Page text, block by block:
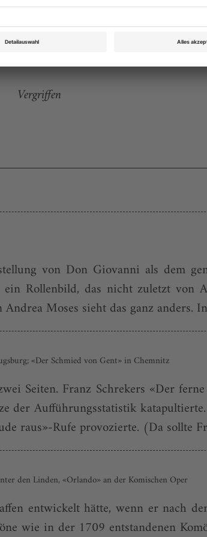
Opernwelt April 2010
Rubrik: Panorama, Seite 47
von Heinz W. Koch
Vergriffen
von Don Giovanni als dem
Rollenbild, das nicht zuletzt von
Moses sieht das ganz anders.
«Der Schmied von Gent» in Chemnitz
Seiten. Franz Schrekers «Der
der Aufführungsstatistik
raus»-Rufe provozierte. (Da sollte
den Linden, «Orlando» an der Komischen Oper
entwickelt hätte, wenn er nach
wie in der 1709 entstandenen